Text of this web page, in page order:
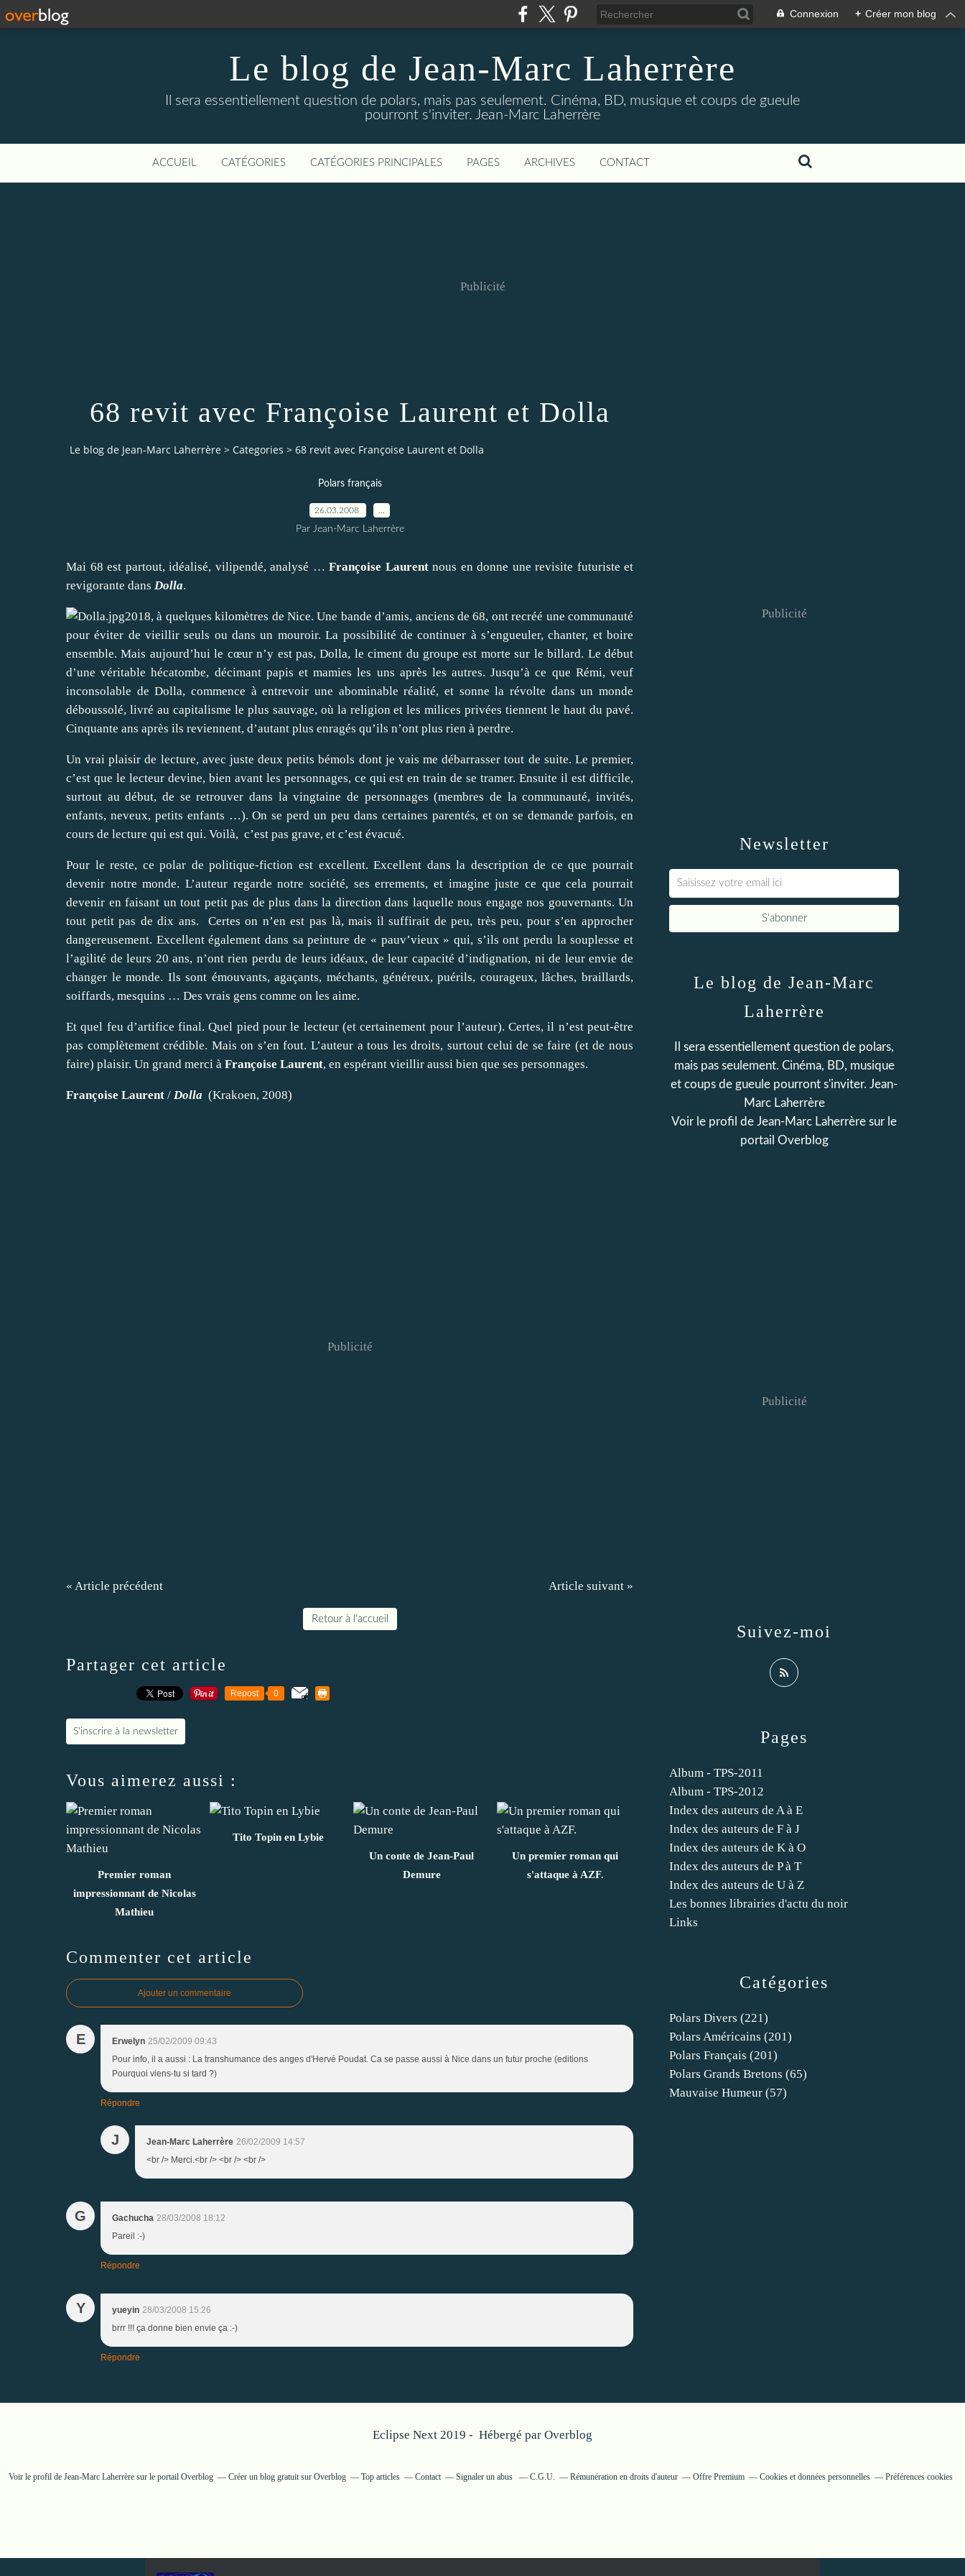
Connexion + Créer mon blog
Le blog de Jean-Marc Laherrère
Il sera essentiellement question de polars, mais pas seulement. Cinéma, BD, musique et coups de gueule
pourront s'inviter. Jean-Marc Laherrère
ACCUEIL CATÉGORIES CATÉGORIES PRINCIPALES PAGES ARCHIVES CONTACT
Publicité
68 revit avec Françoise Laurent et Dolla
Le blog de Jean-Marc Laherrère > Categories > 68 revit avec Françoise Laurent et Dolla
Polars français
26.03.2008
Par Jean-Marc Laherrère
Mai 68 est partout, idéalisé, vilipendé, analysé … Françoise Laurentnous en donne une revisite futuriste et
revigorante dans Dolla.
2018, à quelques kilomètres de Nice. Une bande d’amis, anciens de 68, ont recréé une communauté
pour éviter de vieillir seuls ou dans un mouroir. La possibilité de continuer à s’engueuler, chanter, et boire
ensemble. Mais aujourd’hui le cœur n’y est pas, Dolla, le ciment du groupe est morte sur le billard. Le début
d’une véritable hécatombe, décimant papis et mamies les uns après les autres. Jusqu’à ce que Rémi, veuf
inconsolable de Dolla, commence à entrevoir une abominable réalité, et sonne la révolte dans un monde
déboussolé, livré au capitalisme le plus sauvage, où la religion et les milices privées tiennent le haut du pavé.
Cinquante ans après ils reviennent, d’autant plus enragés qu’ils n’ont plus rien à perdre.
Un vrai plaisir de lecture, avec juste deux petits bémols dont je vais me débarrasser tout de suite. Le premier,
c’est que le lecteur devine, bien avant les personnages, ce qui est en train de se tramer. Ensuite il est difficile,
surtout au début, de se retrouver dans la vingtaine de personnages (membres de la communauté, invités,
enfants, neveux, petits enfants …). On se perd un peu dans certaines parentés, et on se demande parfois, en
cours de lecture qui est qui. Voilà, c’est pas grave, et c’est évacué.
Pour le reste, ce polar de politique-fiction est excellent. Excellent dans la description de ce que pourrait
devenir notre monde. L’auteur regarde notre société, ses errements, et imagine juste ce que cela pourrait
devenir en faisant un tout petit pas de plus dans la direction dans laquelle nous engage nos gouvernants. Un
tout petit pas de dix ans.
Certes on n’en est pas là, mais il suffirait de peu, très peu, pour s’en approcher
dangereusement. Excellent également dans sa peinture de « pauv’vieux » qui, s’ils ont perdu la souplesse et
l’agilité de leurs 20 ans, n’ont rien perdu de leurs idéaux, de leur capacité d’indignation, ni de leur envie de
changer le monde. Ils sont émouvants, agaçants, méchants, généreux, puérils, courageux, lâches, braillards,
soiffards, mesquins … Des vrais gens comme on les aime.
Et quel feu d’artifice final. Quel pied pour le lecteur (et certainement pour l’auteur). Certes, il n’est peut-être
pas complètement crédible. Mais on s’en fout. L’auteur a tous les droits, surtout celui de se faire (et de nous
faire) plaisir. Un grand merci à Françoise Laurent, en espérant vieillir aussi bien que ses personnages.
Françoise Laurent / Dolla (Krakoen, 2008)
Publicité
« Article précédent Article suivant »
Retour à l'accueil
Partager cet article
Repost 0
S'inscrire à la newsletter
Vous aimerez aussi :
Premier roman
impressionnant de Nicolas
Mathieu
Tito Topin en Lybie
Un conte de Jean-Paul
Demure
Un premier roman qui
s'attaque à AZF.
Commenter cet article
Ajouter un commentaire
E Erwelyn 25/02/2009 09:43
Pour info, il a aussi : La transhumance des anges d'Hervé Poudat. Ca se passe aussi à Nice dans un futur proche (editions
Pourquoi viens-tu si tard ?)
Répondre
J Jean-Marc Laherrère 26/02/2009 14:57
<br /> Merci.<br /> <br /> <br />
G Gachucha 28/03/2008 18:12
Pareil :-)
Répondre
Y yueyin 28/03/2008 15:26
brrr !!! ça donne bien envie ça :-)
Répondre
Newsletter
Publicité
Catégories
Polars Divers (221)
Polars Américains (201)
Polars Français (201)
Polars Grands Bretons (65)
Mauvaise Humeur (57)
Pages
Album - TPS-2011
Album - TPS-2012
Index des auteurs de A à E
Index des auteurs de F à J
Index des auteurs de K à O
Index des auteurs de P à T
Index des auteurs de U à Z
Les bonnes librairies d'actu du noir
Links
Le blog de Jean-Marc
Laherrère
Il sera essentiellement question de polars,
mais pas seulement. Cinéma, BD, musique
et coups de gueule pourront s'inviter. Jean-
Marc Laherrère
Voir le profil de Jean-Marc Laherrère sur le
portail Overblog
Suivez-moi
Publicité
Eclipse Next 2019 - Hébergé par Overblog
Voir le profil de Jean-Marc Laherrèresur le portail Overblog Créer un blog gratuit sur Overblog Top articles Contact Signaler un abus C.G.U. Rémunération en droits d'auteur Offre Premium Cookies et données personnelles Préférences cookies